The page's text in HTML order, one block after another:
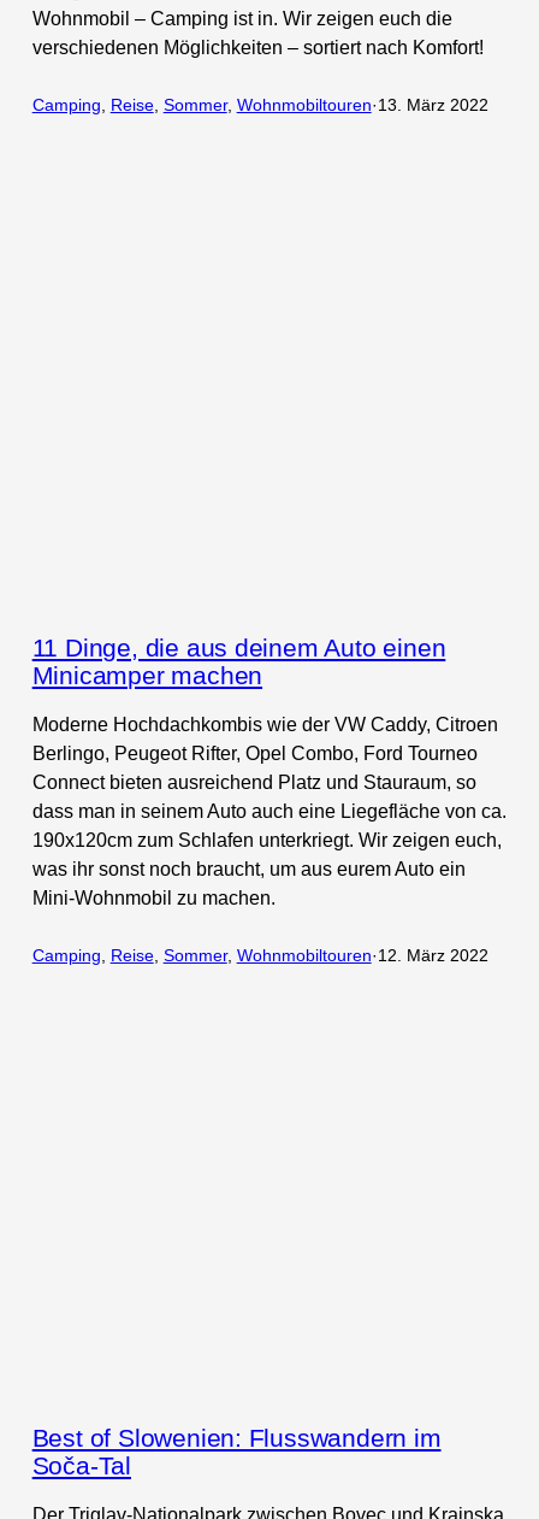
Wohnmobil – Camping ist in. Wir zeigen euch die
verschiedenen Möglichkeiten – sortiert nach Komfort!
Camping, Reise, Sommer, Wohnmobiltouren·13. März 2022
11 Dinge, die aus deinem Auto einen
Minicamper machen
Moderne Hochdachkombis wie der VW Caddy, Citroen
Berlingo, Peugeot Rifter, Opel Combo, Ford Tourneo
Connect bieten ausreichend Platz und Stauraum, so
dass man in seinem Auto auch eine Liegefläche von ca.
190x120cm zum Schlafen unterkriegt. Wir zeigen euch,
was ihr sonst noch braucht, um aus eurem Auto ein
Mini-Wohnmobil zu machen.
Camping Reise, Sommer, Wohnmobiltouren·12. März 2022
Best of Slowenien: Flusswandern im
Soča-Tal
Der Triglav-Nationalpark zwischen Bovec und Krajnska